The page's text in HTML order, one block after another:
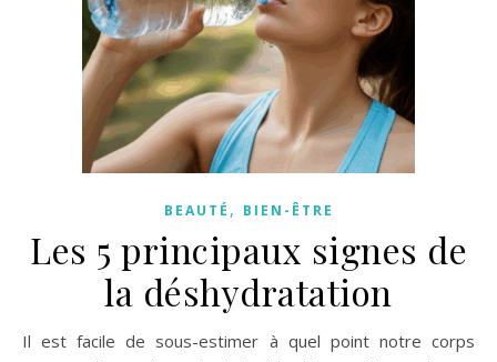
BEAUTÉ , BIEN-ÊTRE
Les 5 principaux signes de
la déshydratation
Il est facile de sous-estimer à quel point notre corps